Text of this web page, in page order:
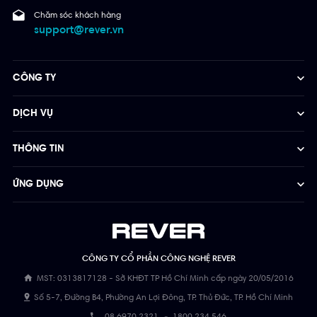
Chăm sóc khách hàng
support@rever.vn
CÔNG TY CỔ PHẦN CÔNG NGHỆ REVER
MST: 0313817128 - Sở KHĐT TP Hồ Chí Minh cấp ngày 20/05/2016
Số 5-7, Đường B4, Phường An Lợi Đông, TP. Thủ Đức, TP. Hồ Chí Minh
CÔNG TY
DỊCH VỤ
THÔNG TIN
ỨNG DỤNG